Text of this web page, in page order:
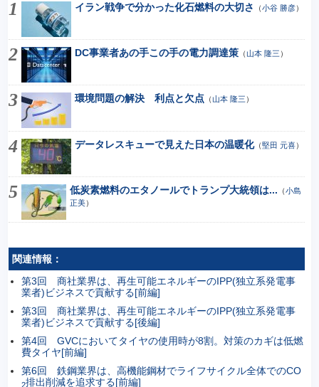
イラン戦争で分かった化石燃料の大切さ
（小谷 勝彦）
DC事業者あの手この手の電力調達策（山本 隆三 ）
環境問題の解決 利点と欠点 （山本 隆三 ）
データレスキューで見えた日本の温暖化（堅田 元喜）
低炭素燃料のエタノールでトランプ大統領は... （小島
正美）
関連情報：
第3回 商社業界は、再生可能エネルギーのIPP(独立系発電事
業者)ビジネスで貢献する[前編]
第3回 商社業界は、再生可能エネルギーのIPP(独立系発電事
業者)ビジネスで貢献する[後編]
第4回 GVCにおいてタイヤの使用時が8割。対策のカギは低燃
費タイヤ[前編]
第6回 鉄鋼業界は、高機能鋼材でライフサイクル全体でのCO
2排出削減を追求する[前編]